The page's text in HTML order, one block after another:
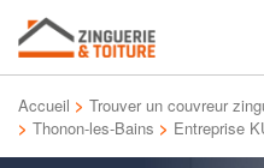
Accueil > Trouver un couvreur
> Thonon-les-Bains > Entreprise